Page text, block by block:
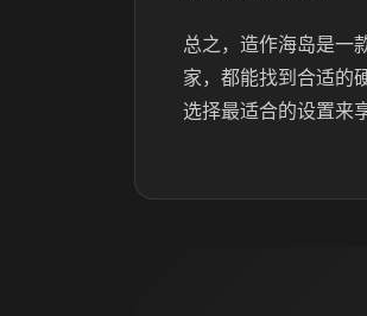
总之，造作海岛是一
家，都能找到合适的
选择最适合的设置来